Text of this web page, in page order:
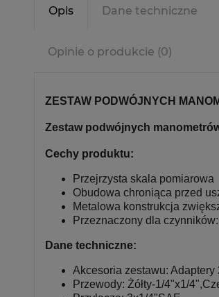
Opis Dane techniczne
Opinie o produkcie (0)
ZESTAW PODWÓJNYCH
Zestaw podwójnych
Cechy produktu:
Przejrzysta skala pomiarowa
Obudowa chroniąca przed
Metalowa konstrukcja
Przeznaczony dla
Dane techniczne:
Akcesoria zestawu:
Przewody: Żółty-1/4"x1/